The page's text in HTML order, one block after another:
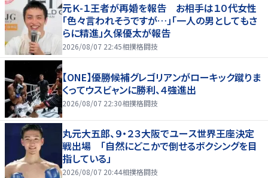
元Ｋ-１王者が再婚を報告 お相手は１０代女性
「色々言われそうですが…」「一人の男としてもさ
らに精進」久保優太が報告
2026/08/07 22:45相撲格闘技
【ONE】優勝候補グレゴリアンがローキック蹴りま
くってウスビャンに勝利、４強進出
2026/08/07 22:30相撲格闘技
丸元大五郎、９・２３大阪でユース世界王座決定
戦出場 「自然にどこかで倒せるボクシングを目
指している」
2026/08/07 20:44相撲格闘技